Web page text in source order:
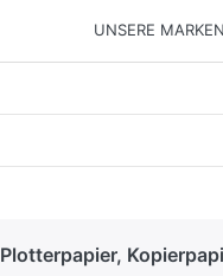
UNSERE MARKEN
Plotterpapier,